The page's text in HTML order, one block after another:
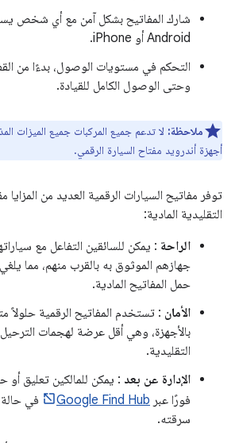
شارك المفاتيح بشكل آمن مع أي شخص
Android أو iPhone.
التحكم في مستويات الوصول، بدءًا من
وحتى الوصول الكامل للقيادة.
ملاحظة: لا تدعم جميع المركبات جميع الميزات
أجهزة أندرويد مفتاح السيارة الرقمي.
توفر مفاتيح السيارات الرقمية العديد من المزايا
التقليدية المادية:
الراحة : يمكن للسائقين التفاعل مع
جهازهم الموثوق به بالقرب منهم، مما
حمل المفاتيح المادية.
الأمان : تستخدم المفاتيح الرقمية حلولاً
بالأجهزة، وهي أقل عرضة لهجمات
التقليدية.
الإدارة عن بعد : يمكن للمالكين تعليق أو
فورًا عبر Google Find Hub
في حالة
سرقته.